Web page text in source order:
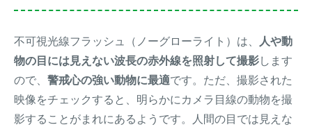
不可視光線フラッシュ（ノーグローライト）は、
人や動
物の目には見えない波長の赤外線を照射して撮影します
ので、 警戒心の強い動物に最適です。ただ、撮影された
映像をチェックすると、明らかにカメラ目線の動物を撮
影することがまれにあるようです。人間の目では見えな